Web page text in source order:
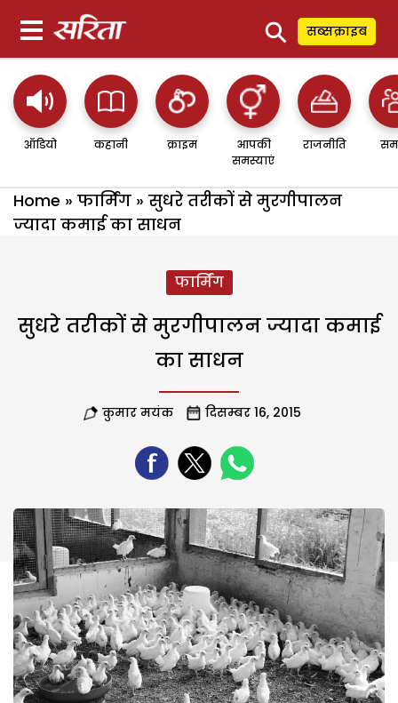
⚲ सब्सक्राइब
ऑडियो कहानी क्राइम
आपकी
समस्याएं
राजनीति
Home » फार्मिंग » सुधरे तरीकों से मुरगीपालन
ज्यादा कमाई का साधन
फार्मिंग
सुधरे तरीकों से मुरगीपालन ज्यादा कमाई
का साधन
कुमार मयंक दिसम्बर 16, 2015